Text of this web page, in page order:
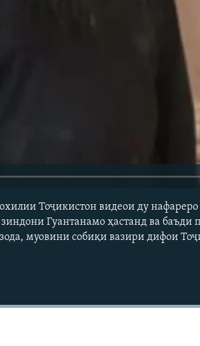
Тоҷикистон видеои ду
Гуантанамо ҳастанд ва баъди
муовини собиқи вазири дифои